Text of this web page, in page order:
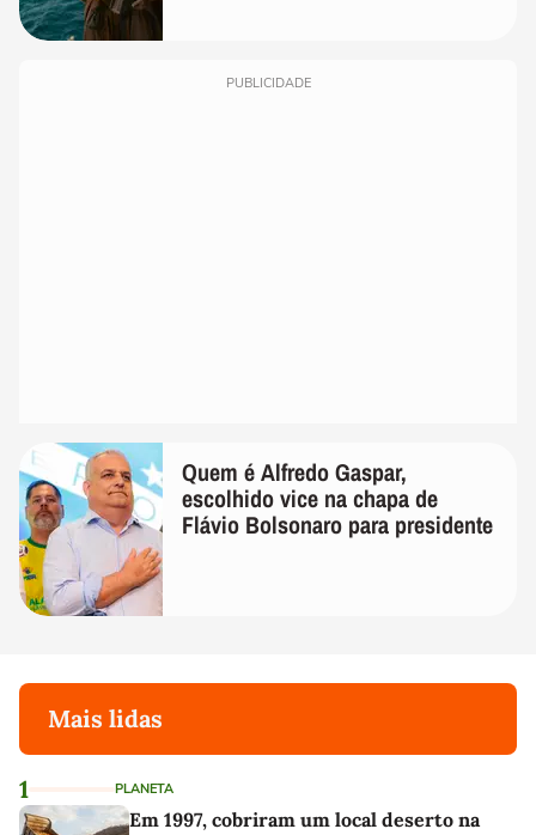
PUBLICIDADE
Quem é Alfredo Gaspar,
escolhido vice na chapa de
Flávio Bolsonaro para presidente
Mais lidas
1 PLANETA
Em 1997, cobriram um local deserto na